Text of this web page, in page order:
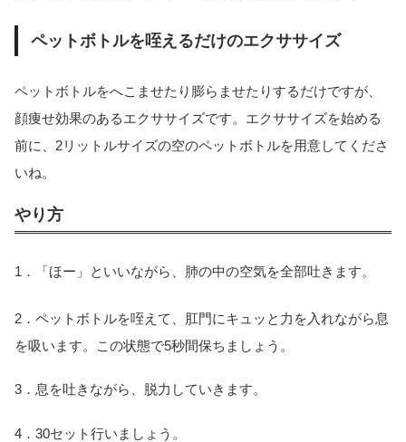
ペットボトルを咥えるだけのエクササイズ
ペットボトルをへこませたり膨らませたりするだけですが、
顔痩せ効果のあるエクササイズです。エクササイズを始める
前に、2リットルサイズの空のペットボトルを用意してくださ
いね。
やり方
1．「ほー」といいながら、肺の中の空気を全部吐きます。
2．ペットボトルを咥えて、肛門にキュッと力を入れながら息
を吸います。この状態で5秒間保ちましょう。
3．息を吐きながら、脱力していきます。
4．30セット行いましょう。